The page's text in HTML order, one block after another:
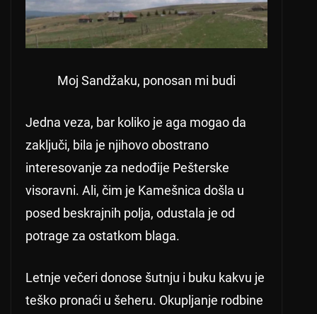
Moj Sandžaku, ponosan mi budi
Jedna veza, bar koliko je aga mogao da
zaključi, bila je njihovo obostrano
interesovanje za nedođije Pešterske
visoravni. Ali, čim je Kamešnica došla u
posed beskrajnih polja, odustala je od
potrage za ostatkom blaga.
Letnje večeri donose šutnju i buku kakvu je
teško pronaći u šeheru. Okupljanje rodbine